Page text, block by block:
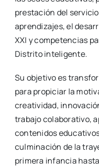
prestación del
aprendizajes, el
XXI y competencias
Distrito inteligente.
Su objetivo es
para propiciar la
creatividad,
trabajo colaborativo,
contenidos
culminación de la
primera infancia